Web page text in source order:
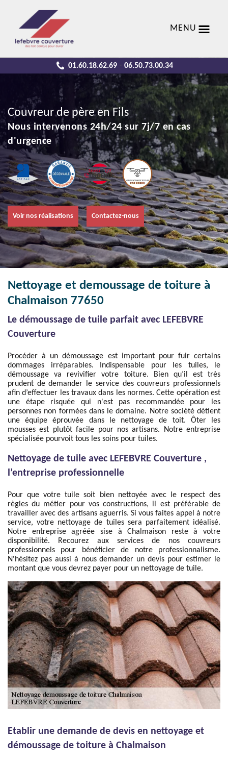
MENU
01.60.18.62.69 - 06.50.73.00.34
Couvreur de père en Fils
Nous intervenons 24h/24 sur 7j/7 en cas
d'urgence
Voir nos réalisations Contactez-nous
Nettoyage et demoussage de toiture à
Chalmaison 77650
Le démoussage de tuile parfait avec LEFEBVRE
Couverture
Procéder à un démoussage est important pour fuir certains
dommages irréparables. Indispensable pour les tuiles, le
démoussage va revivifier votre toiture. Bien qu’il est très
prudent de demander le service des couvreurs professionnels
afin d’effectuer les travaux dans les normes. Cette opération est
une étape risquée qui n'est pas recommandée pour les
personnes non formées dans le domaine. Notre société détient
une équipe éprouvée dans le nettoyage de toit. Ôter les
mousses est plutôt facile pour nos artisans. Notre entreprise
spécialisée pourvoit tous les soins pour tuiles.
Nettoyage de tuile avec LEFEBVRE Couverture ,
l’entreprise professionnelle
Pour que votre tuile soit bien nettoyée avec le respect des
règles du métier pour vos constructions, il est préférable de
travailler avec des artisans aguerris. Si vous faites appel à notre
service, votre nettoyage de tuiles sera parfaitement idéalisé.
Notre entreprise agréée sise à Chalmaison reste à votre
disponibilité. Recourez aux services de nos couvreurs
professionnels pour bénéficier de notre professionnalisme.
N'hésitez pas aussi à nous demander un devis pour estimer le
montant que vous devrez payer pour un nettoyage de tuile.
Etablir une demande de devis en nettoyage et
démoussage de toiture à Chalmaison